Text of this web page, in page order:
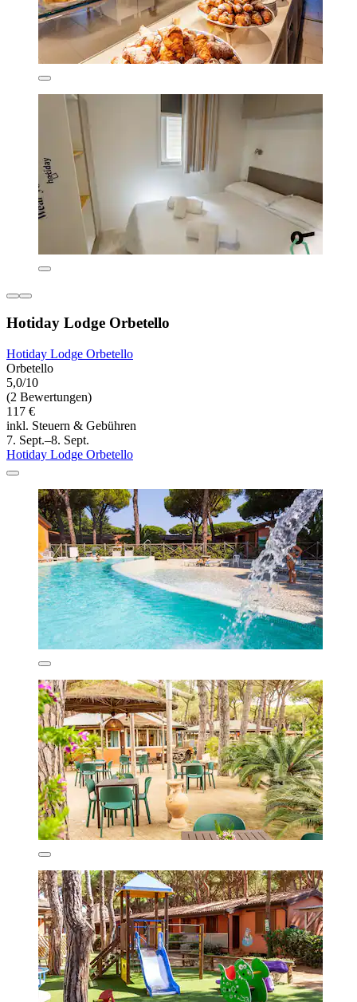
Hotiday Lodge Orbetello
Hotiday Lodge Orbetello
Orbetello
5,0/10
(2 Bewertungen)
117 €
inkl. Steuern & Gebühren
7. Sept.–8. Sept.
Hotiday Lodge Orbetello